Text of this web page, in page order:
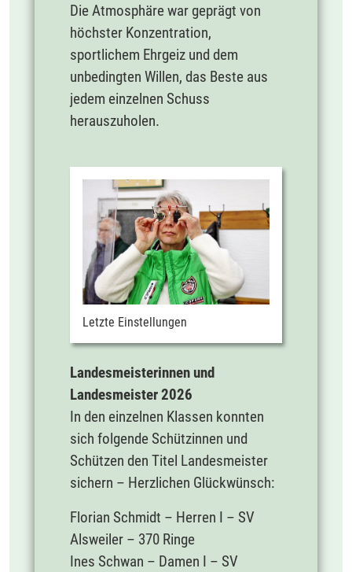
Die Atmosphäre war geprägt von
höchster Konzentration,
sportlichem Ehrgeiz und dem
unbedingten Willen, das Beste aus
jedem einzelnen Schuss
herauszuholen.
Letzte Einstellungen
Landesmeisterinnen und
Landesmeister 2026
In den einzelnen Klassen konnten
sich folgende Schützinnen und
Schützen den Titel Landesmeister
sichern – Herzlichen Glückwünsch:
Florian Schmidt – Herren I – SV
Alsweiler – 370 Ringe
Ines Schwan – Damen I – SV